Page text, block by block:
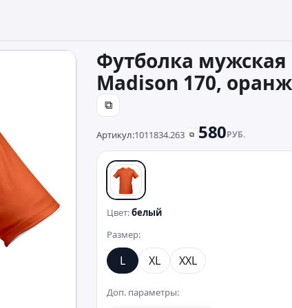
Футболка мужская
Madison 170,
⧉
Артикул:1011834.263 ⧉ 580РУБ.
белый
Цвет:белый
Размер:
L XL XXL
Доп. параметры: